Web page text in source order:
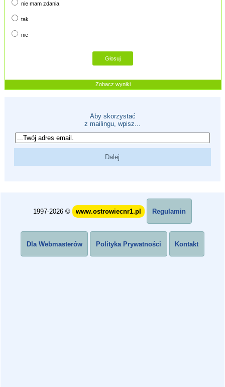
nie mam zdania
tak
nie
Zobacz wyniki
Aby skorzystać
z mailingu, wpisz...
1997-2026 © www.ostrowiecnr1.pl Regulamin
Dla Webmasterów Polityka Prywatności Kontakt